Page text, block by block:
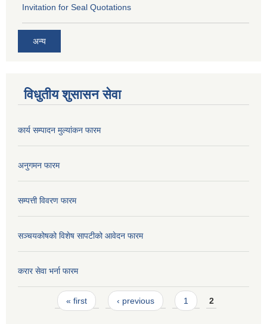
Invitation for Seal Quotations
अन्य
विधुतीय शुसासन सेवा
कार्य सम्पादन मुल्यांकन फारम
अनुगमन फारम
सम्पत्ती विवरण फारम
सञ्चयकोषको विशेष सापटीको आवेदन फारम
करार सेवा भर्ना फारम
Pages« first ‹ previous 1 2